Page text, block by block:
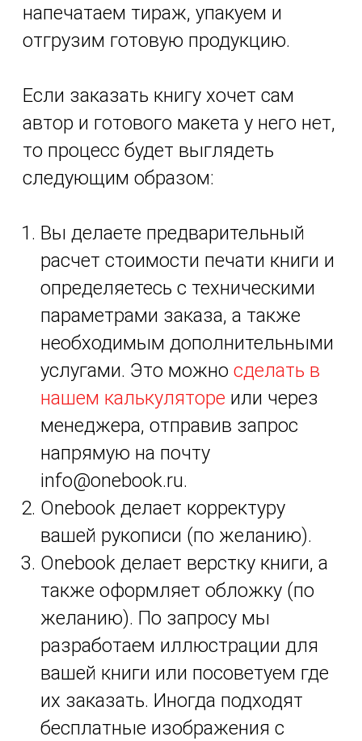
напечатаем тираж, упакуем и
отгрузим готовую продукцию.
Если заказать книгу хочет сам
автор и готового макета у него нет,
то процесс будет выглядеть
следующим образом:
Вы делаете предварительный
расчет стоимости печати книги и
определяетесь с техническими
параметрами заказа, а также
необходимым дополнительными
услугами. Это можно сделать в
нашем калькуляторе или через
менеджера, отправив запрос
напрямую на почту
info@onebook.ru.
Onebook делает корректуру
вашей рукописи (по желанию).
Onebook делает верстку книги, а
также оформляет обложку (по
желанию). По запросу мы
разработаем иллюстрации для
вашей книги или посоветуем где
их заказать. Иногда подходят
бесплатные изображения с